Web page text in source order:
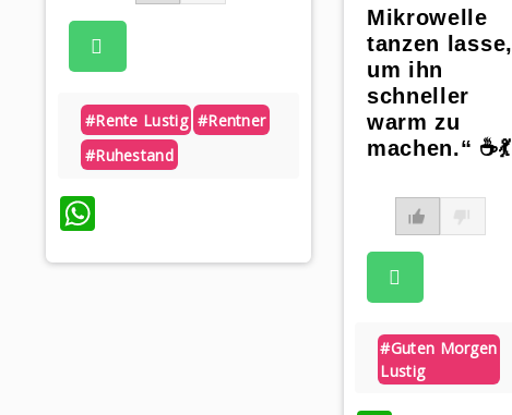
#rente Lustig #rentner
#ruhestand
WhatsApp
Mikrowelle
tanzen lasse,
um ihn
schneller
warm zu
machen.“ ☕️💃
#guten Morgen
Lustig